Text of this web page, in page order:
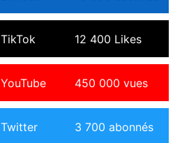
TikTok 12 400 Likes
YouTube 450 000 vues
Twitter 3 700 abonnés